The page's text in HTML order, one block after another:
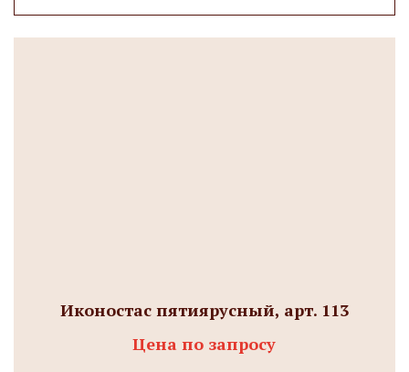
Иконостас пятиярусный, арт. 113
Цена по запросу